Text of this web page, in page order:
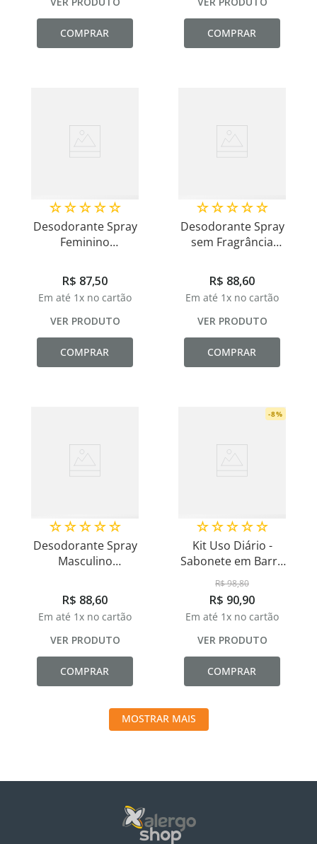
COMPRAR COMPRAR
☆☆☆☆☆
Desodorante Spray
Feminino
Total Care 100ml
R$ 87,50
Em até 1x no cartão
VER PRODUTO
COMPRAR
☆☆☆☆☆
Desodorante Spray
sem Fragrância
Diário 100ml
R$ 88,60
Em até 1x no cartão
VER PRODUTO
COMPRAR
☆☆☆☆☆
Desodorante Spray
Masculino
100ml
R$ 88,60
Em até 1x no cartão
VER PRODUTO
COMPRAR
-8%
☆☆☆☆☆
Kit Uso Diário -
Sabonete em Barra
Aloe Vera - 90g
R$98,80
R$ 90,90
Em até 1x no cartão
VER PRODUTO
COMPRAR
MOSTRAR MAIS